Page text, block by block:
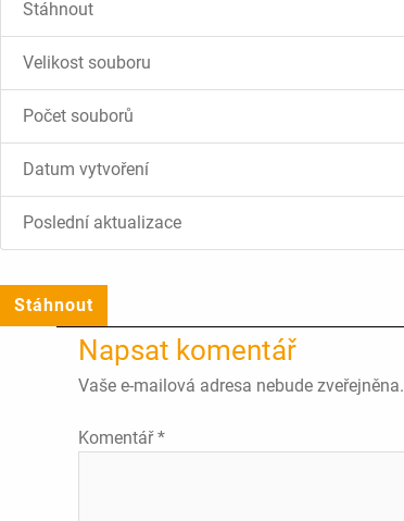
Stáhnout
Velikost souboru
Počet souborů
Datum vytvoření
Poslední aktualizace
Stáhnout
Napsat komentář
Vaše e-mailová adresa nebude zveřejněna.
Komentář*